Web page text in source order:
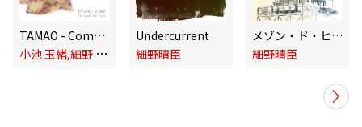
TAMAO - Complete Yen Years
小
池 玉緒,細野 晴臣,太田 螢一,YELLOW MAGIC ORCHESTRA
Undercurrent
細野晴臣
メゾン・ド・ヒミコ (Original Motion Picture Soundtrack) [2023 Version]
細野晴臣